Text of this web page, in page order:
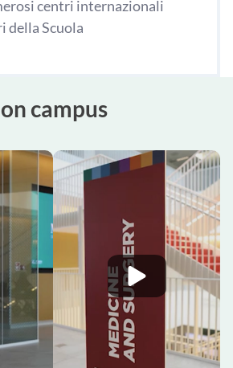
centri internazionali
della Scuola
campus